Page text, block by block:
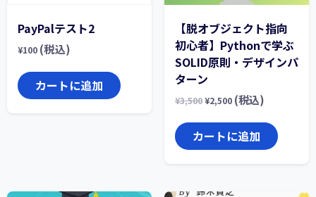
PayPalテスト2
¥100 (税込)
カートに追加
【脱オブジェクト指向
初心者】Pythonで学ぶ
SOLID原則・デザインパ
ターン
¥3,500 ¥2,500 (税込)
カートに追加